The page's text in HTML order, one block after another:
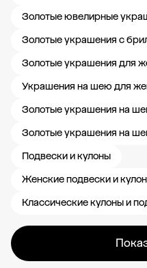
Золотые ювелирные
Золотые украшения с
Золотые украшения для
Украшения на шею для
Золотые украшения на
Золотые украшения на
Подвески и кулоны
Женские подвески и
Классические кулоны и